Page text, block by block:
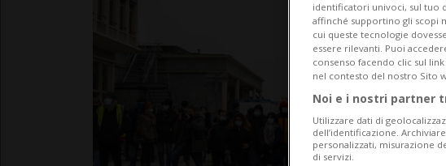
identificatori univoci, sul tuo
affinché supportino gli scopi
cui queste tecnologie
essere rilevanti. Puoi
consenso facendo clic sul
nel contesto del nostro Sito
Noi e i nostri partner
Utilizzare dati di
dell’identificazione.
personalizzati, misurazione
di servizi.